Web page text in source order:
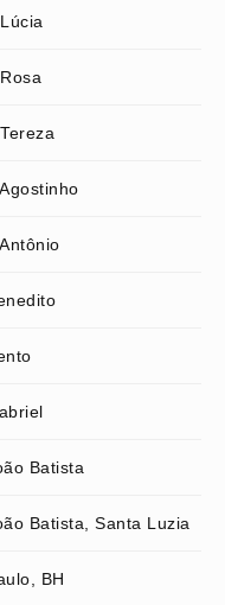
Batista
Batista, Santa Luzia
BH